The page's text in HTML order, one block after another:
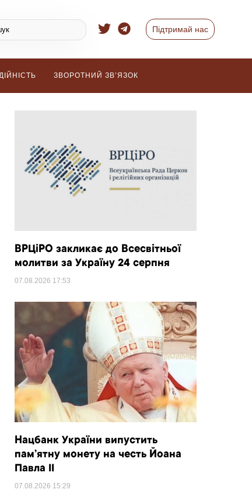
Підтримай нас
ЗВОРОТНИЙ ЗВ’ЯЗОК
ВРЦіРО закликає до Всесвітньої
молитви за Україну 24 серпня
07.08.2026 17:53
Нацбанк України випустить
пам’ятну монету на честь Йоана
Павла II
07.08.2026 15:29